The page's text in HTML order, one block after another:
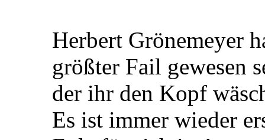
Herbert Grönemeyer
größter Fail gewesen
der ihr den Kopf
Es ist immer wieder